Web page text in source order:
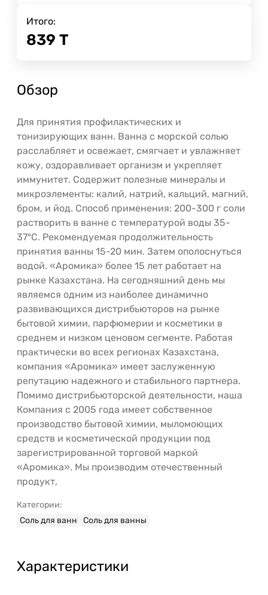
Итого:
839 Т
Обзор
Для принятия профилактических и
тонизирующих ванн. Ванна с морской солью
расслабляет и освежает, смягчает и увлажняет
кожу, оздоравливает организм и укрепляет
иммунитет. Содержит полезные минералы и
микроэлементы: калий, натрий, кальций, магний,
бром, и йод. Способ применения: 200-300 г соли
растворить в ванне с температурой воды 35-
37°С. Рекомендуемая продолжительность
принятия ванны 15-20 мин. Затем ополоснуться
водой. «Аромика» более 15 лет работает на
рынке Казахстана. На сегодняшний день мы
являемся одним из наиболее динамично
развивающихся дистрибьюторов на рынке
бытовой химии, парфюмерии и косметики в
среднем и низком ценовом сегменте. Работая
практически во всех регионах Казахстана,
компания «Аромика» имеет заслуженную
репутацию надежного и стабильного партнера.
Помимо дистрибьюторской деятельности, наша
Компания с 2005 года имеет собственное
производство бытовой химии, мыломоющих
средств и косметической продукции под
зарегистрированной торговой маркой
«Аромика». Мы производим отечественный
продукт,
Категории:
Соль для ванн
Соль для ванны
Характеристики